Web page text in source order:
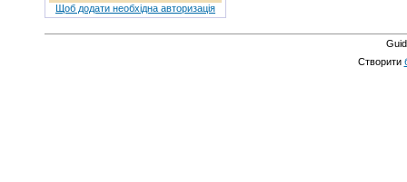
Щоб додати необхідна авторизація
Створити